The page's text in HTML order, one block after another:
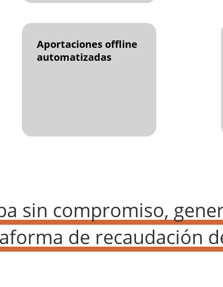
Aportaciones offline
automatizadas
sin compromiso,
de recaudación